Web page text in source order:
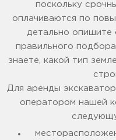
поскольку
оплачиваются по
детально опишите
правильного
знаете, какой тип
Для аренды
оператором нашей